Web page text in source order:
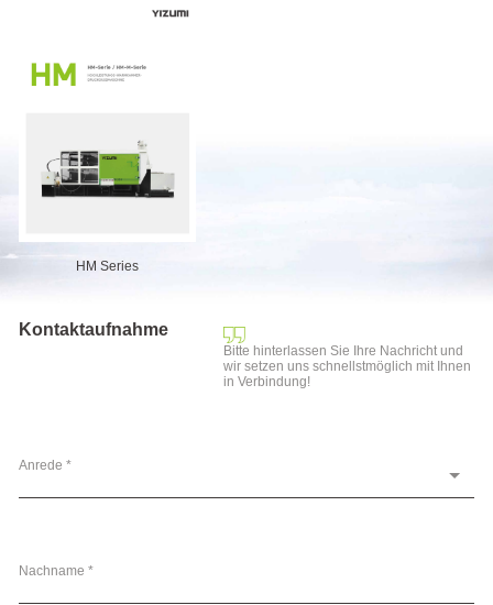
HM Series
Kontaktaufnahme
Bitte hinterlassen Sie Ihre Nachricht und
wir setzen uns schnellstmöglich mit Ihnen
in Verbindung!
Anrede *
Nachname *